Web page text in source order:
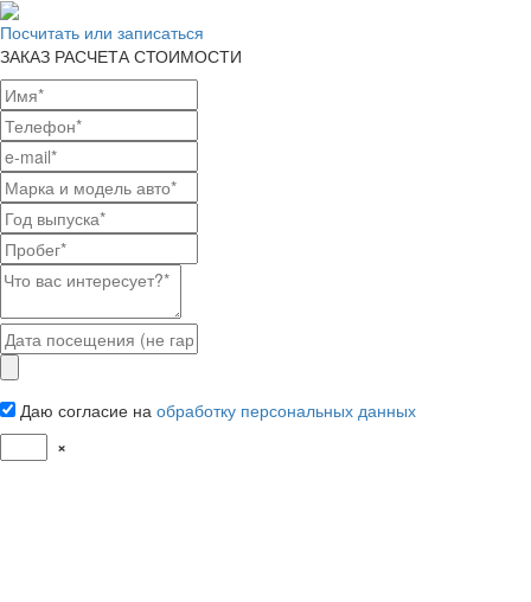
Посчитать или записаться
ЗАКАЗ РАСЧЕТА СТОИМОСТИ
Даю согласие на обработку персональных данных
×